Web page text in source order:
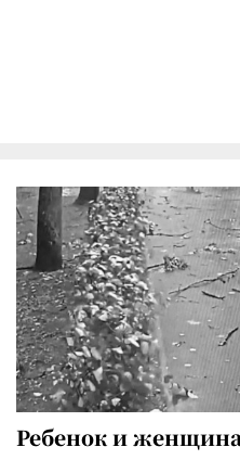
Ребенок и